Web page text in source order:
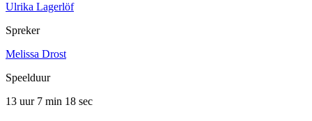
Ulrika Lagerlöf
Spreker
Melissa Drost
Speelduur
13 uur 7 min 18 sec